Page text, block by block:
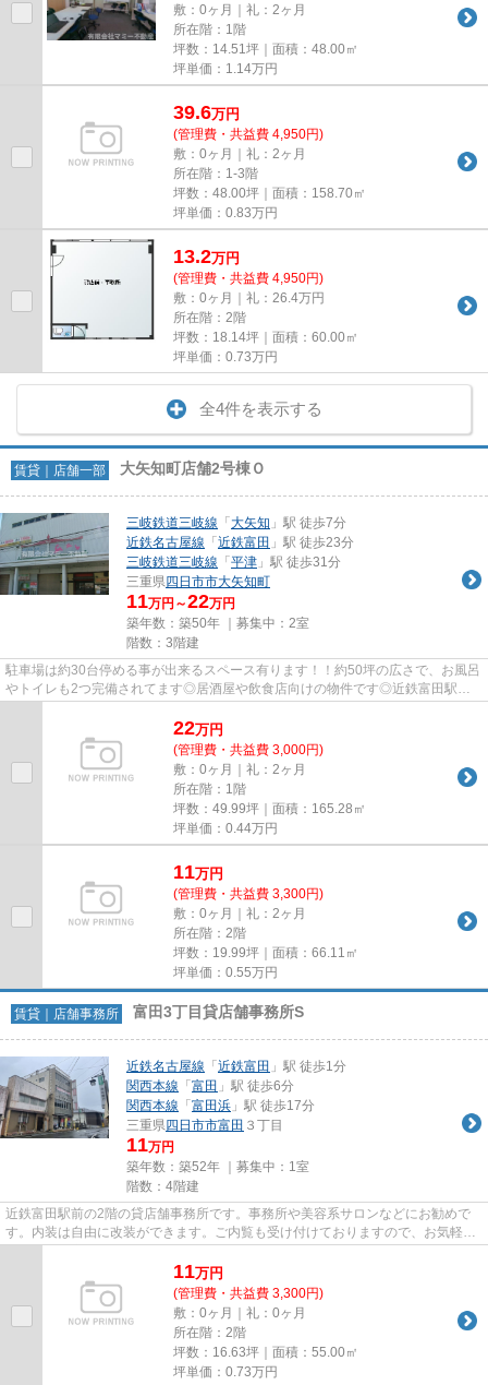
敷：0ヶ月｜礼：2ヶ月
所在階：1階
坪数：14.51坪｜面積：48.00㎡
坪単価： 1.14万円
39.6万円
(管理費・共益費 4,950円)
敷：0ヶ月｜礼：2ヶ月
所在階：1-3階
坪数：48.00坪｜面積：158.70㎡
坪単価： 0.83万円
13.2万円
(管理費・共益費 4,950円)
敷：0ヶ月｜礼：26.4万円
所在階：2階
坪数：18.14坪｜面積：60.00㎡
坪単価： 0.73万円
全4件を表示する
賃貸｜店舗一部 大矢知町店舗2号棟Ｏ
三岐鉄道三岐線 「 大矢知 」駅 徒歩7分
近鉄名古屋線 「 近鉄富田 」駅 徒歩23分
三岐鉄道三岐線 「 平津 」駅 徒歩31分
三重県四日市市大矢知町
11万円～22万円
築年数：築50年 ｜募集中： 2室
階数：3階建
駐車場は約30台停める事が出来るスペース有ります！！約50坪の広さで、お風呂
やトイレも2つ完備されてます◎居酒屋や飲食店向けの物件です◎近鉄富田駅ま
22万円
(管理費・共益費 3,000円)
敷：0ヶ月｜礼：2ヶ月
所在階：1階
坪数：49.99坪｜面積：165.28㎡
坪単価： 0.44万円
11万円
(管理費・共益費 3,300円)
敷：0ヶ月｜礼：2ヶ月
所在階：2階
坪数：19.99坪｜面積：66.11㎡
坪単価： 0.55万円
賃貸｜店舗事務所 富田3丁目貸店舗事務所S
近鉄名古屋線 「 近鉄富田 」駅 徒歩1分
関西本線 「 富田 」駅 徒歩6分
関西本線 「 富田浜 」駅 徒歩17分
三重県四日市市富田 ３丁目
11万円
築年数：築52年 ｜募集中： 1室
階数：4階建
近鉄富田駅前の2階の貸店舗事務所です。事務所や美容系サロンなどにお勧めで
す。内装は自由に改装ができます。ご内覧も受け付けておりますので、お気軽に
11万円
(管理費・共益費 3,300円)
敷：0ヶ月｜礼：0ヶ月
所在階：2階
坪数：16.63坪｜面積：55.00㎡
坪単価： 0.73万円